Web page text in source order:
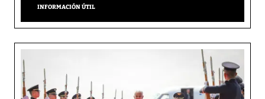
INFORMACIÓN ÚTIL